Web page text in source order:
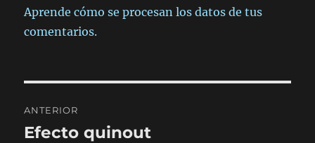
Aprende cómo se procesan los datos de tus
comentarios.
de
ANTERIOR
Entrada
Efecto quinout